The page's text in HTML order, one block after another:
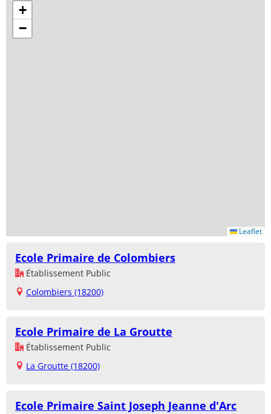
+
−
Leaflet
Ecole Primaire de Colombiers
Établissement Public
Colombiers (18200)
Ecole Primaire de La Groutte
Établissement Public
La Groutte (18200)
Ecole Primaire Saint Joseph Jeanne d'Arc